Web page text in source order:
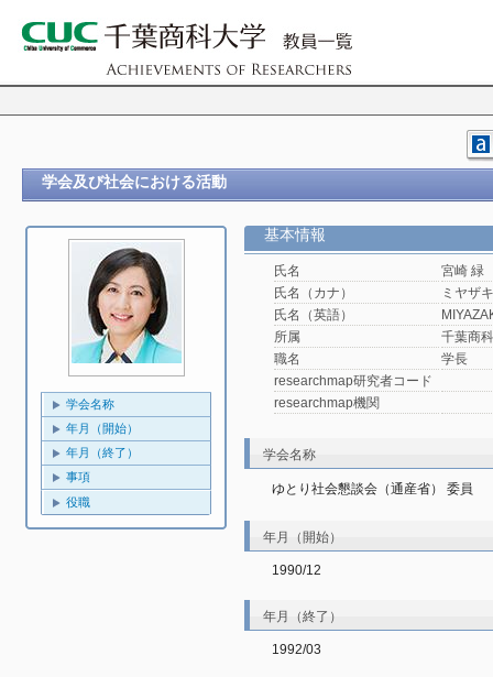
学会及び社会における活動
学会名称
年月（開始）
年月（終了）
事項
役職
基本情報
氏名
宮崎 緑
氏名（カナ）
ミヤザ
氏名（英語）
所属
千葉商
職名
学長
researchmap研究者コード
researchmap機関
学会名称
ゆとり社会懇談会（通産省） 委員
年月（開始）
1990/12
年月（終了）
1992/03